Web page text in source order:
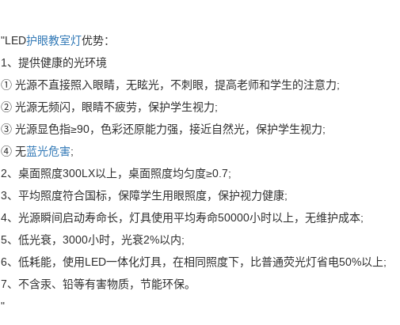
"LED护眼教室灯优势：
1、提供健康的光环境
① 光源不直接照入眼睛，无眩光，不刺眼，提高老师和学生的注意力;
② 光源无频闪，眼睛不疲劳，保护学生视力;
③ 光源显色指≥90，色彩还原能力强，接近自然光，保护学生视力;
④ 无蓝光危害;
2、桌面照度300LX以上，桌面照度均匀度≥0.7;
3、平均照度符合国标，保障学生用眼照度，保护视力健康;
4、光源瞬间启动寿命长，灯具使用平均寿命50000小时以上，无维护成本;
5、低光衰，3000小时，光衰2%以内;
6、低耗能，使用LED一体化灯具，在相同照度下，比普通荧光灯省电50%以上;
7、不含汞、铅等有害物质，节能环保。
"